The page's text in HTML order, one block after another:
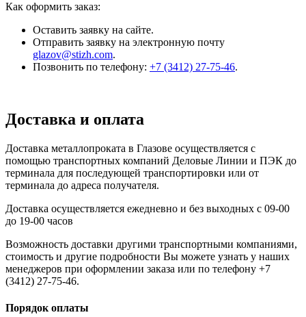
Как оформить заказ:
Оставить заявку на сайте.
Отправить заявку на электронную почту
glazov@stizh.com.
Позвонить по телефону: +7 (3412) 27-75-46.
Доставка и оплата
Доставка металлопроката в Глазове осуществляется с
помощью транспортных компаний Деловые Линии и ПЭК до
терминала для последующей транспортировки или от
терминала до адреса получателя.
Доставка осуществляется ежедневно и без выходных с 09-00
до 19-00 часов
Возможность доставки другими транспортными компаниями,
стоимость и другие подробности Вы можете узнать у наших
менеджеров при оформлении заказа или по телефону +7
(3412) 27-75-46.
Порядок оплаты